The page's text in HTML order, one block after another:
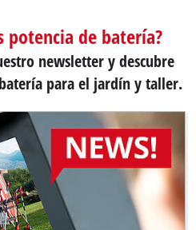
potencia de batería?
newsletter y descubre
para el jardín y taller.